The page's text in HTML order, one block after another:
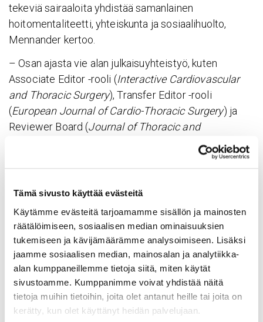
Tämä sivusto käyttää evästeitä
Käytämme evästeitä tarjoamamme sisällön ja mainosten
räätälöimiseen, sosiaalisen median ominaisuuksien
tukemiseen ja kävijämäärämme analysoimiseen. Lisäksi
jaamme sosiaalisen median, mainosalan ja analytiikka-
alan kumppaneillemme tietoja siitä, miten käytät
sivustoamme. Kumppanimme voivat yhdistää näitä
tietoja muihin tietoihin, joita olet antanut heille tai joita on
kerätty, kun olet käyttänyt heidän palvelujaan.
tekeviä sairaaloita yhdistää samanlainen
hoitomentaliteetti, yhteiskunta ja sosiaalihuolto,
Mennander kertoo.
– Osan ajasta vie alan julkaisuyhteistyö, kuten
Associate Editor -rooli (Interactive Cardiovascular
and Thoracic Surgery), Transfer Editor -rooli
(European Journal of Cardio-Thoracic Surgery) ja
Reviewer Board (Journal of Thoracic and
), sekä aktiivinen alan
European Association for Thoracic
Society for Thoracic Surgery).
Mennanderin mukaan tutkimus ja lääkärin työ
perustuvat molemmat luottamukseen,
ratkaisukeskeisyyteen ja aktiivisen osallistumiseen.
– Motivaatio tutkimustyöhön kliinisen työn rinnalla
löytyy ajatuksesta, että potilaiden hyvä hoito ja
sairaalan toiminta perustuu tutkimukseen. Tietyllä
tavalla tämä tehtävä mahdollistaa paluun juurille.